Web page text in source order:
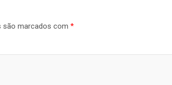
são marcados com *